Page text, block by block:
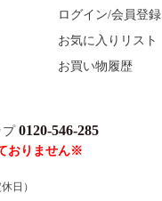
ログイン/会員登録
お気に入りリスト
お買い物履歴
プ 0120-546-285
おりません※
日）